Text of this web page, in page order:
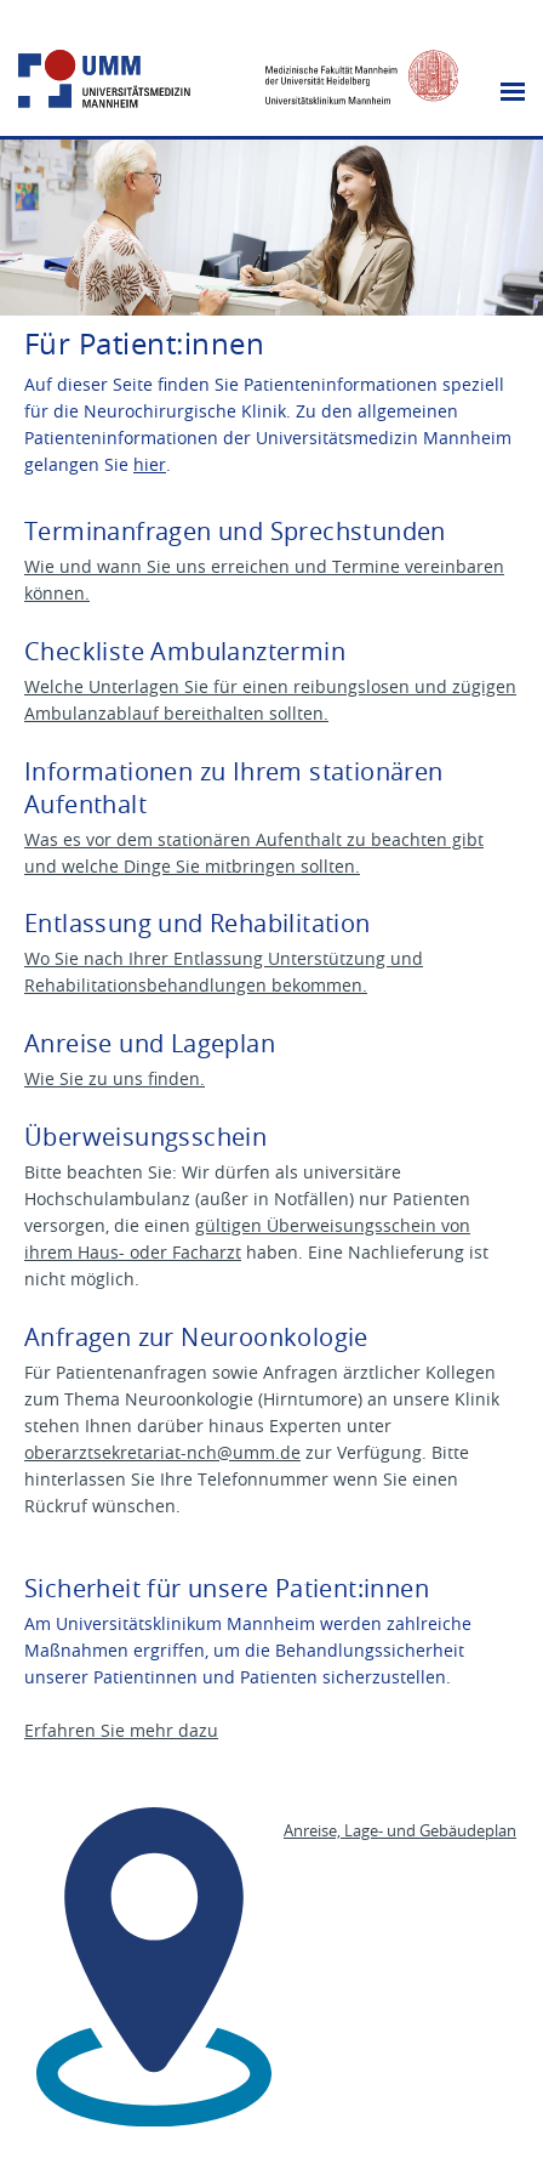
Für Patient:innen
Auf dieser Seite finden Sie Patienteninformationen speziell
für die Neurochirurgische Klinik. Zu den allgemeinen
Patienteninformationen der Universitätsmedizin Mannheim
gelangen Sie hier.
Terminanfragen und Sprechstunden
Wie und wann Sie uns erreichen und Termine vereinbaren
können.
Checkliste Ambulanztermin
Welche Unterlagen Sie für einen reibungslosen und zügigen
Ambulanzablauf bereithalten sollten.
Informationen zu Ihrem stationären
Aufenthalt
Was es vor dem stationären Aufenthalt zu beachten gibt
und welche Dinge Sie mitbringen sollten.
Entlassung und Rehabilitation
Wo Sie nach Ihrer Entlassung Unterstützung und
Rehabilitationsbehandlungen bekommen.
Anreise und Lageplan
Wie Sie zu uns finden.
Überweisungsschein
Bitte beachten Sie: Wir dürfen als universitäre
Hochschulambulanz (außer in Notfällen) nur Patienten
versorgen, die einen gültigen Überweisungsschein von
ihrem Haus- oder Facharzt haben. Eine Nachlieferung ist
nicht möglich.
Anfragen zur Neuroonkologie
Für Patientenanfragen sowie Anfragen ärztlicher Kollegen
zum Thema Neuroonkologie (Hirntumore) an unsere Klinik
stehen Ihnen darüber hinaus Experten unter
oberarztsekretariat-nch@umm.de zur Verfügung. Bitte
hinterlassen Sie Ihre Telefonnummer wenn Sie einen
Rückruf wünschen.
Sicherheit für unsere Patient:innen
Am Universitätsklinikum Mannheim werden zahlreiche
Maßnahmen ergriffen, um die Behandlungssicherheit
unserer Patientinnen und Patienten sicherzustellen.
Erfahren Sie mehr dazu
Anreise, Lage- und Gebäudeplan